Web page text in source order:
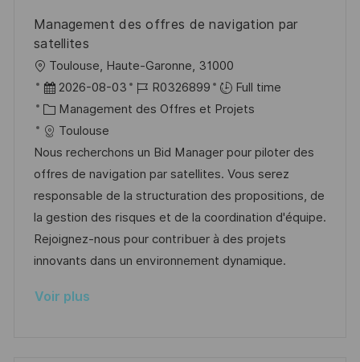
h
e
p
t
Management des offres de navigation par
satellites
o
c
a
l
i
s
a
t
i
n
Toulouse, Haute-Garonne, 31000
D
a
t
e
d
’
a
f
f
c
2026-08-03
R
é
é
r
e
n
c
e
R0326899
Full time
C
a
t
é
g
o
r
i
Management des Offres et Projets
Toulouse
Nous recherchons un Bid Manager pour piloter des
offres de navigation par satellites. Vous serez
responsable de la structuration des propositions, de
la gestion des risques et de la coordination d'équipe.
Rejoignez-nous pour contribuer à des projets
innovants dans un environnement dynamique.
Voir plus